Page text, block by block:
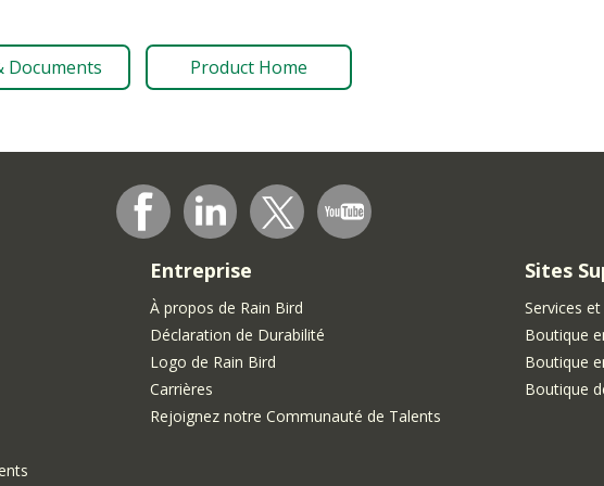
Documents Product Home
Entreprise
À propos de Rain Bird
Déclaration de Durabilité
Logo de Rain Bird
Carrières
Rejoignez notre Communauté de Talents
Sites
Services
Boutique
Boutique
Boutique